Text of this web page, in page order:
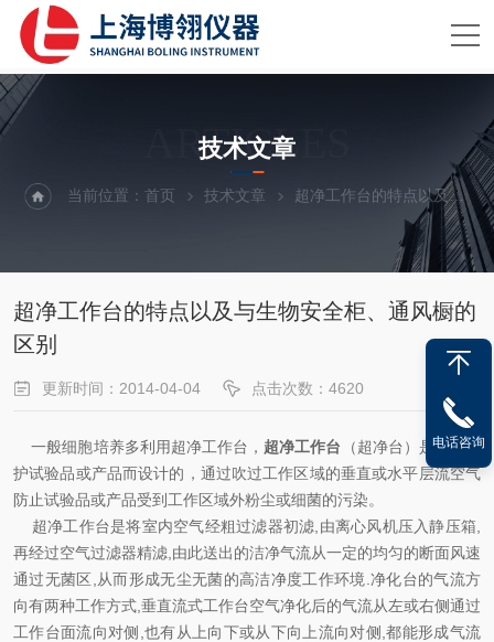
ARTICLES
技术文章
当前位置：首页 技术文章 超净工作台的特点以及与生物安全柜、通风橱的区别
超净工作台的特点以及与生物安全柜、通风橱的
区别
更新时间：2014-04-04 点击次数：4620
一般细胞培养多利用超净工作台， 超净工作台 （超净台）是为了保
护试验品或产品而设计的，通过吹过工作区域的垂直或水平层流空气
防止试验品或产品受到工作区域外粉尘或细菌的污染。
超净工作台是将室内空气经粗过滤器初滤,由离心风机压入静压箱,
再经过空气过滤器精滤,由此送出的洁净气流从一定的均匀的断面风速
通过无菌区,从而形成无尘无菌的高洁净度工作环境.净化台的气流方
向有两种工作方式,垂直流式工作台空气净化后的气流从左或右侧通过
工作台面流向对侧,也有从上向下或从下向上流向对侧,都能形成气流
电话咨询